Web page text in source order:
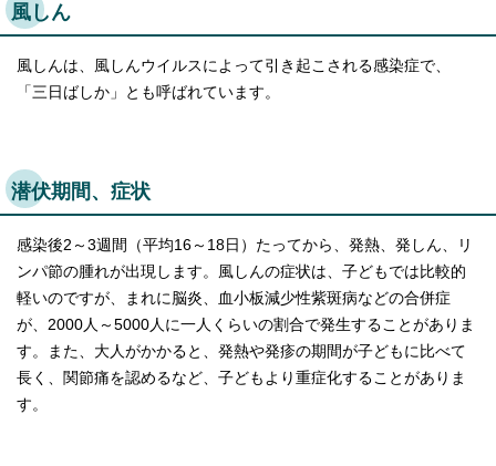
風しん
風しんは、風しんウイルスによって引き起こされる感染症で、
「三日ばしか」とも呼ばれています。
潜伏期間、症状
感染後2～3週間（平均16～18日）たってから、発熱、発しん、リ
ンパ節の腫れが出現します。風しんの症状は、子どもでは比較的
軽いのですが、まれに脳炎、血小板減少性紫斑病などの合併症
が、2000人～5000人に一人くらいの割合で発生することがありま
す。また、大人がかかると、発熱や発疹の期間が子どもに比べて
長く、関節痛を認めるなど、子どもより重症化することがありま
す。